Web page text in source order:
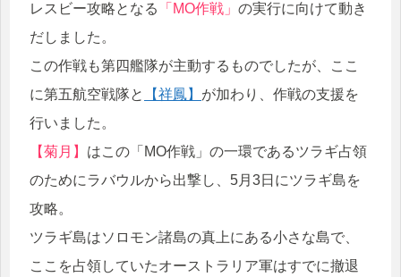
レスビー攻略となる
「MO作戦」 の実行に向けて動き
だしました。
この作戦も第四艦隊が主動するものでしたが、ここ
に第五航空戦隊と
【祥鳳】 が加わり、作戦の支援を
行いました。
【菊月】 はこの「MO作戦」の一環であるツラギ占領
のためにラバウルから出撃し、5月3日にツラギ島を
攻略。
ツラギ島はソロモン諸島の真上にある小さな島で、
ここを占領していたオーストラリア軍はすでに撤退